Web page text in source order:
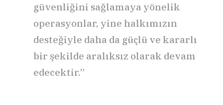
güvenliğini sağlamaya yönelik
operasyonlar, yine halkımızın
desteğiyle daha da güçlü ve kararlı
bir şekilde aralıksız olarak devam
edecektir.”